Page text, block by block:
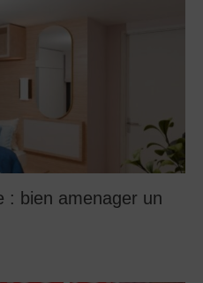
: bien amenager un